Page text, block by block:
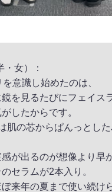
女）：
意識し始めたのは、
を見るたびにフェイス
したからです。
肌の芯からぱんっとし
が出るのが想像より早
セラムが2本入り。
来年の夏まで使い続け